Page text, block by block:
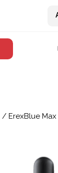
/ ErexBlue Max